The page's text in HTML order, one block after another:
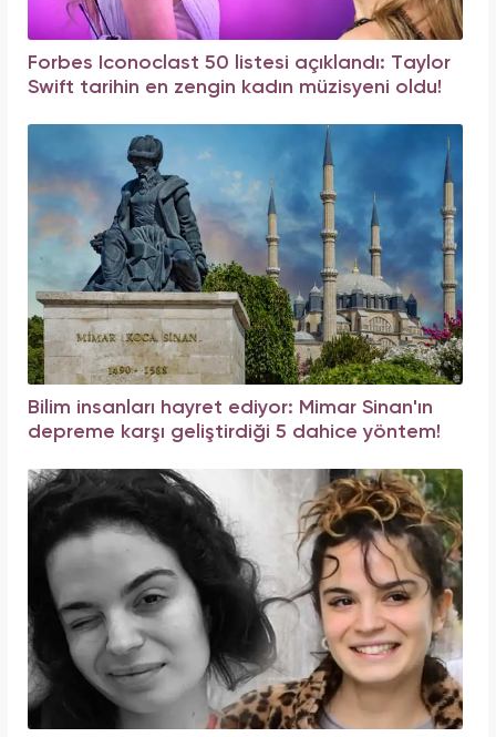
Forbes Iconoclast 50 listesi açıklandı: Taylor
Swift tarihin en zengin kadın müzisyeni oldu!
Bilim insanları hayret ediyor: Mimar Sinan'ın
depreme karşı geliştirdiği 5 dahice yöntem!